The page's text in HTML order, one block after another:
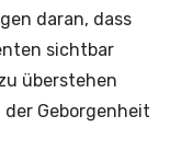
daran, dass
sichtbar
überstehen
Geborgenheit